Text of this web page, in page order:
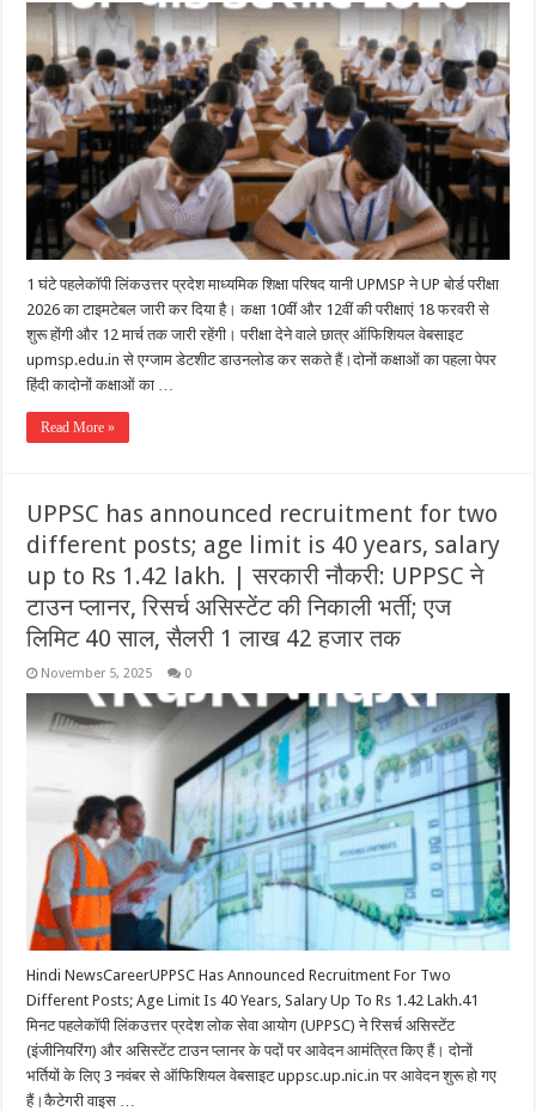
1 घंटे पहलेकॉपी लिंकउत्तर प्रदेश माध्यमिक शिक्षा परिषद यानी UPMSP ने UP बोर्ड परीक्षा
2026 का टाइमटेबल जारी कर दिया है। कक्षा 10वीं और 12वीं की परीक्षाएं 18 फरवरी से
शुरू होंगी और 12 मार्च तक जारी रहेंगी। परीक्षा देने वाले छात्र ऑफिशियल वेबसाइट
upmsp.edu.in से एग्‍जाम डेटशीट डाउनलोड कर सकते हैं।दोनों कक्षाओं का पहला पेपर
हिंदी कादोनों कक्षाओं का …
Read More »
UPPSC has announced recruitment for two
different posts; age limit is 40 years, salary
up to Rs 1.42 lakh. | सरकारी नौकरी: UPPSC ने
टाउन प्लानर, रिसर्च असिस्टेंट की निकाली भर्ती; एज
लिमिट 40 साल, सैलरी 1 लाख 42 हजार तक
November 5, 2025 0
Hindi NewsCareerUPPSC Has Announced Recruitment For Two
Different Posts; Age Limit Is 40 Years, Salary Up To Rs 1.42 Lakh.41
मिनट पहलेकॉपी लिंकउत्तर प्रदेश लोक सेवा आयोग (UPPSC) ने रिसर्च असिस्टेंट
(इंजीनियरिंग) और असिस्टेंट टाउन प्लानर के पदों पर आवेदन आमंत्रित किए हैं। दोनों
भर्तियों के लिए 3 नवंबर से ऑफिशियल वेबसाइट uppsc.up.nic.in पर आवेदन शुरू हो गए
हैं।कैटेगरी वाइस …